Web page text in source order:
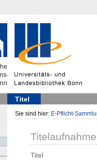
Titel
Sie sind hier: E-Pflicht-
Titelaufnahme
Titel